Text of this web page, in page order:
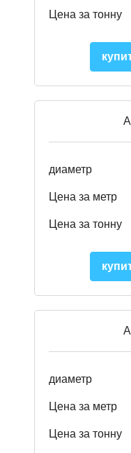
Цена за тонну
диаметр
Цена за метр
Цена за тонну
диаметр
Цена за метр
Цена за тонну